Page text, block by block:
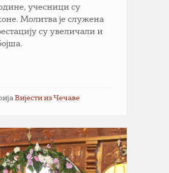
учесници су
Молитва је служена
су увеличали и
Вијести из Чечаве